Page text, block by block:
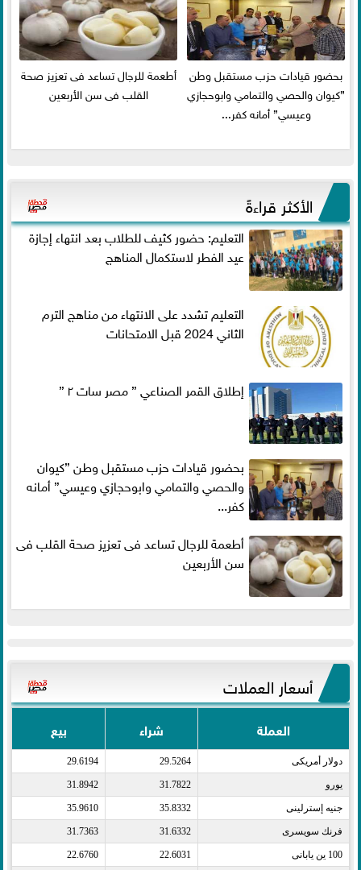
بحضور قيادات حزب مستقبل وطن
”كيوان والحصي والتمامي وابوحجازي
وعيسي” أمانه كفر...
أطعمة للرجال تساعد فى تعزيز صحة
القلب فى سن الأربعين
الأكثر قراءةً
التعليم: حضور كثيف للطلاب بعد انتهاء إجازة
عيد الفطر لاستكمال المناهج
التعليم تشدد على الانتهاء من مناهج الترم
الثاني 2024 قبل الامتحانات
إطلاق القمر الصناعي ” مصر سات ٢ ”
بحضور قيادات حزب مستقبل وطن ”كيوان
والحصي والتمامي وابوحجازي وعيسي” أمانه
كفر...
أطعمة للرجال تساعد فى تعزيز صحة القلب فى
سن الأربعين
أسعار العملات
العملة شراء بيع
دولار أمريكى​ 29.5264
29.6194
يورو​ 31.7822
31.8942
جنيه إسترلينى​ 35.8332
35.9610
فرنك سويسرى​ 31.6332
31.7363
100 ين يابانى​ 22.6031
22.6760